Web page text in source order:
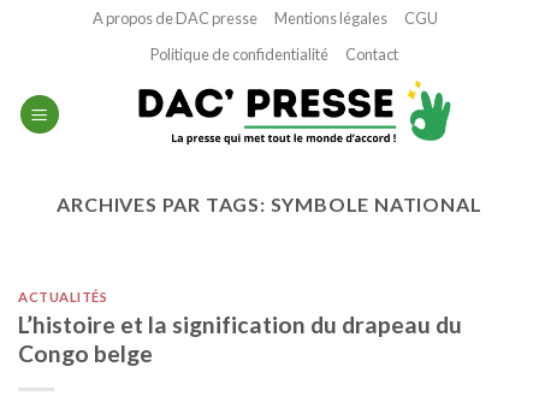
A propos de DAC presse Mentions légales
CGU
Politique de confidentialité
Contact
ARCHIVES PAR TAGS: SYMBOLE NATIONAL
ACTUALITÉS
L’histoire et la signification du drapeau du
Congo belge